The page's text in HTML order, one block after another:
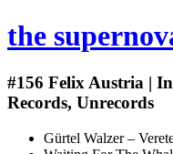
the
#156 Felix Austria |
Records, Unrecords
Gürtel Walzer –